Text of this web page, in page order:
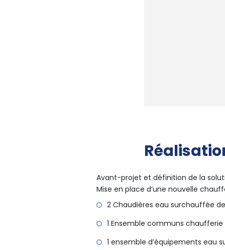
Avant-projet et définition de la
Mise en place d’une nouvelle
2 Chaudières eau surchauffée
1 Ensemble communs
1 ensemble d’équipements eau